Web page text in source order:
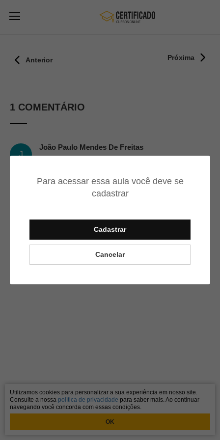
Para acessar essa aula você deve se
cadastrar
Cadastrar
Cancelar
Anterior Próxima
1 COMENTÁRIO
J
João Paulo Mendes De Freitas
Ótima didática.
Utilizamos cookies para personalizar a sua experiência em nosso site.
Consulte a nossa política de privacidade para saber mais. Ao continuar
navegando você concorda com essas condições.
OK